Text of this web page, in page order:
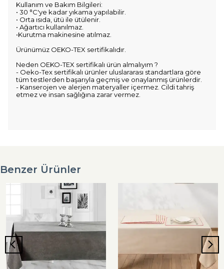
Kullanım ve Bakım Bilgileri:
• 30 °C'ye kadar yıkama yapılabilir.
• Orta ısıda, ütü ile ütülenir.
• Ağartıcı kullanılmaz.
•Kurutma makinesine atılmaz.
Ürünümüz OEKO-TEX sertifikalıdır.
Neden OEKO-TEX sertifikalı ürün almalıyım ?
- Oeko-Tex sertifikalı ürünler uluslararası standartlara göre
tüm testlerden başarıyla geçmiş ve onaylanmış ürünlerdir.
- Kanserojen ve alerjen materyaller içermez. Cildi tahriş
etmez ve insan sağlığına zarar vermez.
Benzer Ürünler